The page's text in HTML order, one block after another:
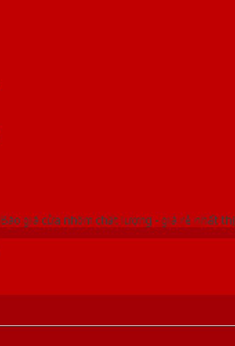
Báo giá cửa nhôm chất lượng - giá rẻ nhất